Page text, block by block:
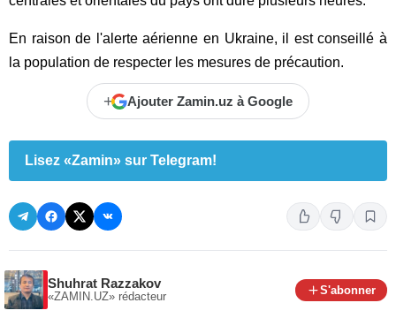
En raison de l'alerte aérienne en Ukraine, il est conseillé à
la population de respecter les mesures de précaution.
+ Ajouter Zamin.uz à Google
Lisez «Zamin» sur Telegram!
Shuhrat Razzakov
«ZAMIN.UZ» rédacteur
S'abonner